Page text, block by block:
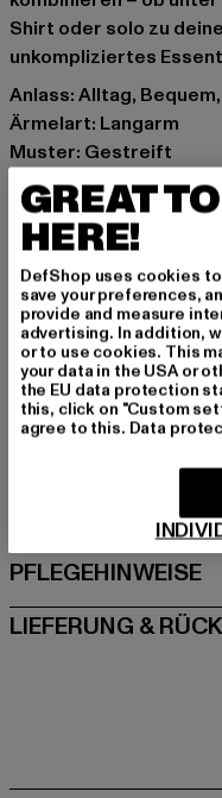
Shirt oder solo zu
unkompliziertes
Anlass: Alltag,
Ärmelart: Langarm
Muster: Gestreift
Schnitt: Normal
Marke: Brandit
Kat.: Longsleeves
Farbe: weiß, blau
Hersteller Farbe:
Art.Nr: BD4209-01200
Hersteller: Brandit
Spichernstraße 6a |
GRÖSSE &
PFLEGEHINWEISE
LIEFERUNG &
GREAT
HERE!
DefShop uses cookies
save your preferences,
provide and measure
advertising. In addition,
or to use cookies. This
your data in the USA or
the EU data protection
this, click on "Custom
agree to this. Data